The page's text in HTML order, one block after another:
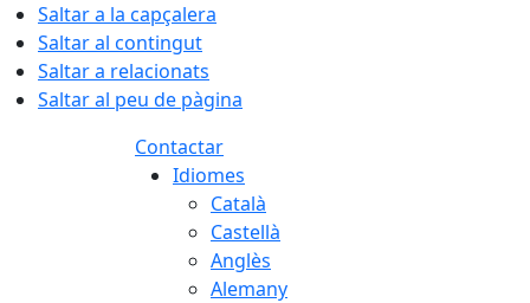
Saltar a la capçalera
Saltar al contingut
Saltar a relacionats
Saltar al peu de pàgina
Contactar
Idiomes
Català
Castellà
Anglès
Alemany